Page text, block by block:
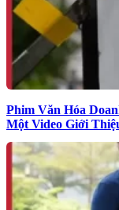
Phim Văn Hóa
Một Video Giới